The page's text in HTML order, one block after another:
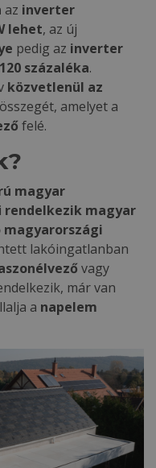
az inverter
lehet, az új
pedig az inverter
százaléka.
közvetlenül az
amelyet a
felé.
magyar
rendelkezik magyar
magyarországi
lakóingatlanban
vagy
már van
a napelem